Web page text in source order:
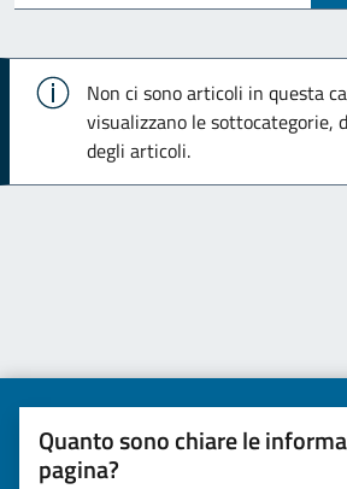
Info
Non ci sono articoli in questa
visualizzano le sottocategorie,
degli articoli.
Quanto sono chiare le
pagina?